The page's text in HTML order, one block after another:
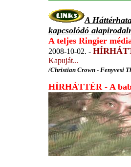
A
kapcsolódó
A teljes Ringier
2008-10-02. -
Kapuját...
/Christian Crown - Fenyvesi
HÍRHÁTTÉR - A